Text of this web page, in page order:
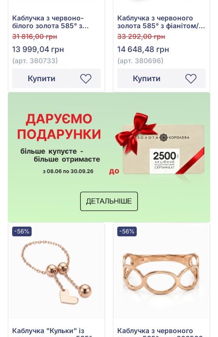
Каблучка з червоно-
білого золота 585° з
фіанітом/куб.цирконієм,
арт. 380733
31 816,00 грн
13 999,04 грн
(арт. 380733)
Купити
Каблучка з червоного
золота 585° з фіанітом/
куб.цирконієм, арт.
380696
33 292,00 грн
14 648,48 грн
(арт. 380696)
Купити
-56%
Каблучка "Кульки" із
-56%
Каблучка з червоного